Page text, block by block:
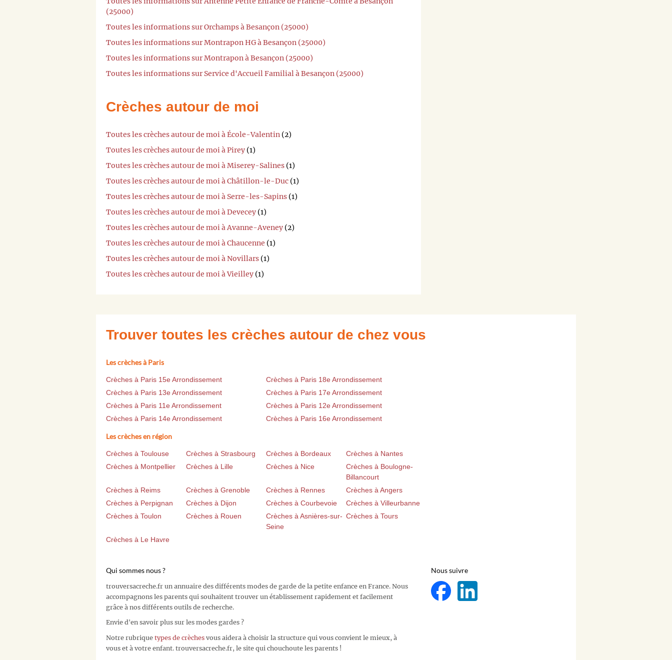
(25000)
Toutes les informations sur Orchamps à Besançon (25000)
Toutes les informations sur Montrapon HG à Besançon (25000)
Toutes les informations sur Montrapon à Besançon (25000)
Toutes les informations sur Service d'Accueil Familial à Besançon (25000)
Crèches autour de moi
Toutes les crèches autour de moi à École-Valentin (2)
Toutes les crèches autour de moi à Pirey (1)
Toutes les crèches autour de moi à Miserey-Salines (1)
Toutes les crèches autour de moi à Châtillon-le-Duc (1)
Toutes les crèches autour de moi à Serre-les-Sapins (1)
Toutes les crèches autour de moi à Devecey (1)
Toutes les crèches autour de moi à Avanne-Aveney (2)
Toutes les crèches autour de moi à Chaucenne (1)
Toutes les crèches autour de moi à Novillars (1)
Toutes les crèches autour de moi à Vieilley (1)
Trouver toutes les crèches autour de chez vous
Les crèches à Paris
Crèches à Paris 15e Arrondissement
Crèches à Paris 18e Arrondissement
Crèches à Paris 13e Arrondissement
Crèches à Paris 17e Arrondissement
Crèches à Paris 11e Arrondissement
Crèches à Paris 12e Arrondissement
Crèches à Paris 14e Arrondissement
Crèches à Paris 16e Arrondissement
Les crèches en région
Crèches à Toulouse Crèches à Strasbourg Crèches à Bordeaux
Crèches à Nantes
Crèches à Montpellier
Crèches à Lille Crèches à Nice
Crèches à Boulogne-
Billancourt
Crèches à Reims
Crèches à Grenoble Crèches à Rennes
Crèches à Angers
Crèches à Perpignan
Crèches à Dijon Crèches à Courbevoie
Crèches à Villeurbanne
Crèches à Toulon
Crèches à Rouen
Crèches à Asnières-sur-
Seine
Crèches à Tours
Crèches à Le Havre
Qui sommes nous ?
trouversacreche.fr un annuaire des différents modes de garde de la petite enfance en France. Nous
accompagnons les parents qui souhaitent trouver un établissement rapidement et facilement
grâce à nos différents outils de recherche.
Envie d'en savoir plus sur les modes gardes ?
Notre rubrique types de crèches vous aidera à choisir la structure qui vous convient le mieux, à
vous et à votre enfant. trouversacreche.fr, le site qui chouchoute les parents !
Nous suivre